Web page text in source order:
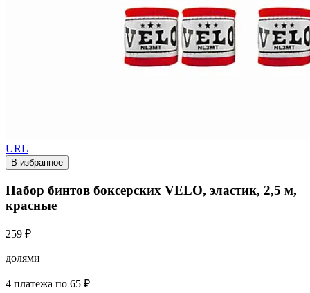
URL
В избранное
Набор бинтов боксерских VELO, эластик, 2,5 м,
красные
259 ₽
долями
4 платежа по 65 ₽